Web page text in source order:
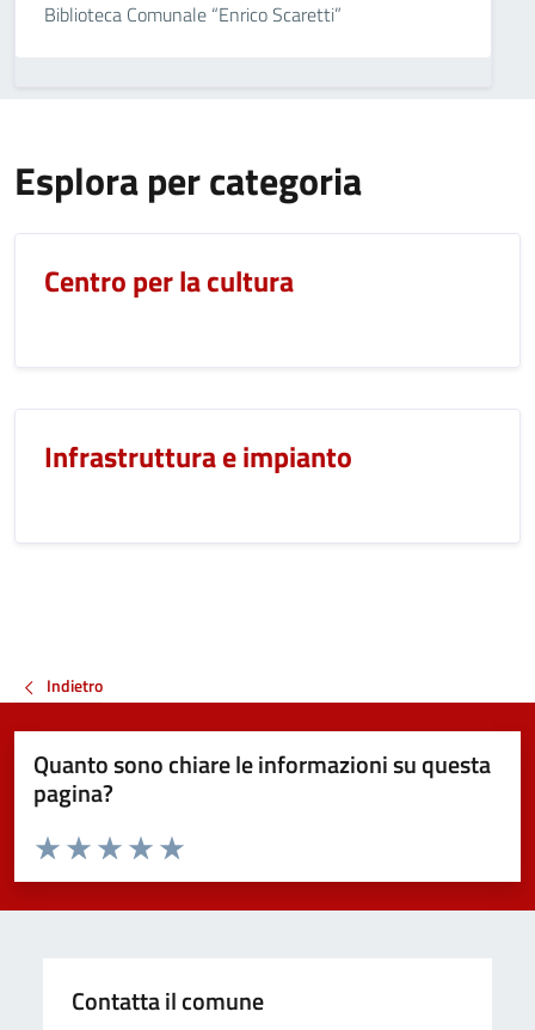
Biblioteca Comunale “Enrico Scaretti”
Esplora per categoria
Centro per la cultura
Infrastruttura e impianto
Indietro
Quanto sono chiare le informazioni su questa
pagina?
Valuta da 1 a 5 stelle la pagina
Valuta 5 stelle su 5
Valuta 4 stelle su 5
Valuta 3 stelle su 5
Valuta 2 stelle su 5
Valuta 1 stelle su 5
Contatta il comune